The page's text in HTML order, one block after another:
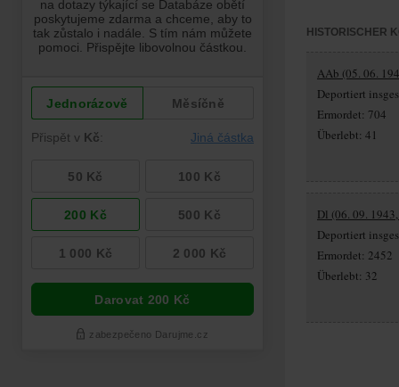
HISTORISCHER
AAb (05. 06.
Deportiert
Ermordet: 704
Überlebt: 41
Dl (06. 09.
Deportiert
Ermordet: 2452
Überlebt: 32